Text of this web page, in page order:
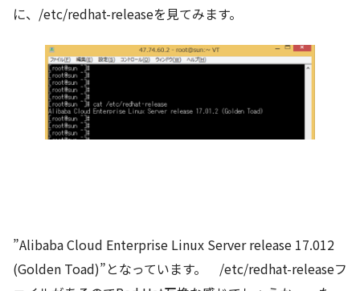
に、/etc/redhat-releaseを見てみます。
”Alibaba Cloud Enterprise Linux Server release 17.012
(Golden Toad)”となっています。 /etc/redhat-releaseフ